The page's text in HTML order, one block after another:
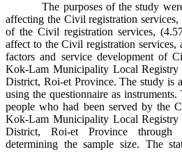
The purposes of the study were
affecting the Civil registration
of the Civil registration services,
affect to the Civil registration services,
factors and service development of
Kok-Lam Municipality Local Registry
District, Roi-et Province. The study is
using the questionnaire as
people who had been served by the
Kok-Lam Municipality Local Registry
District, Roi-et Province through
determining the sample size. The